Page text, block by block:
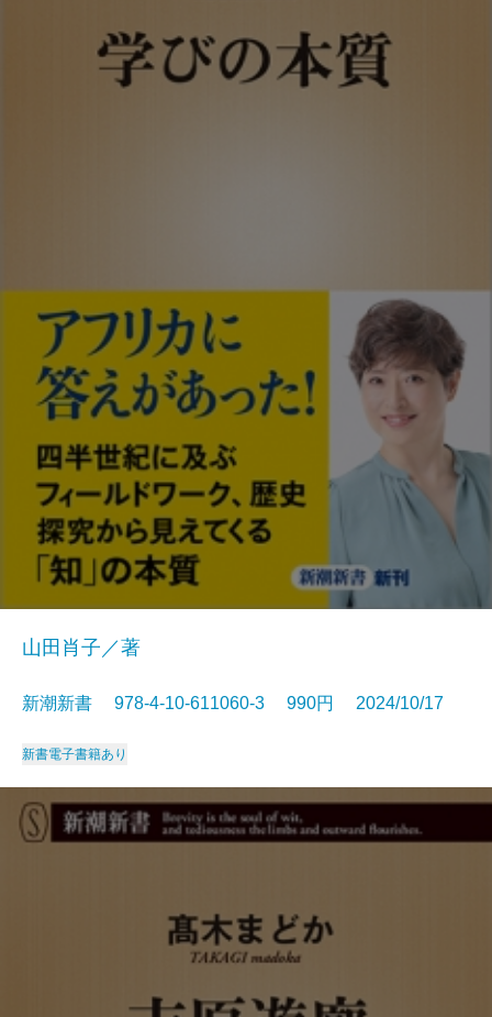
山田肖子／著
新潮新書 978-4-10-611060-3 990円 2024/10/17
新書電子書籍あり